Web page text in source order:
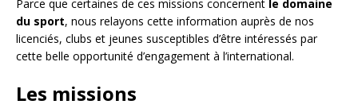
Parce que certaines de ces missions concernent le domaine
du sport, nous relayons cette information auprès de nos
licenciés, clubs et jeunes susceptibles d’être intéressés par
cette belle opportunité d’engagement à l’international.
Les missions